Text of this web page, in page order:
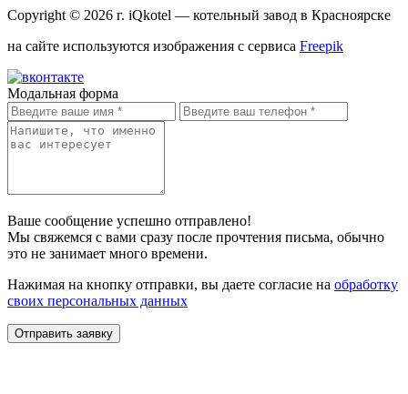
Copyright © 2026 г. iQkotel — котельный завод в Красноярске
на сайте используются изображения с сервиса Freepik
Модальная форма
Ваше сообщение успешно отправлено!
Мы свяжемся с вами сразу после прочтения письма, обычно
это не занимает много времени.
Нажимая на кнопку отправки, вы даете согласие на обработку
своих персональных данных